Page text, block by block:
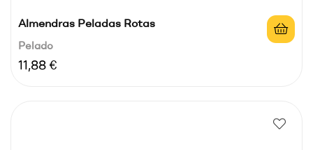
Almendras Peladas Rotas
Pelado
Precio
11,88 €